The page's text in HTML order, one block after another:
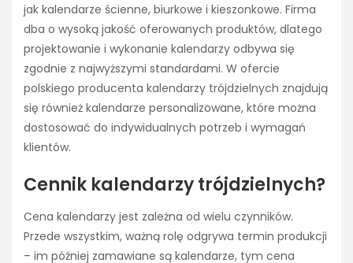
jak kalendarze ścienne, biurkowe i kieszonkowe. Firma
dba o wysoką jakość oferowanych produktów, dlatego
projektowanie i wykonanie kalendarzy odbywa się
zgodnie z najwyższymi standardami. W ofercie
polskiego producenta kalendarzy trójdzielnych znajdują
się również kalendarze personalizowane, które można
dostosować do indywidualnych potrzeb i wymagań
klientów.
Cennik kalendarzy trójdzielnych?
Cena kalendarzy jest zależna od wielu czynników.
Przede wszystkim, ważną rolę odgrywa termin produkcji
– im później zamawiane są kalendarze, tym cena